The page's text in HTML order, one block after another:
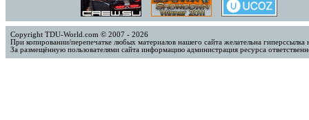
Copyright TDU-World.com © 2007 - 2026
При копировании/перепечатке любых материалов нашего сайта желательна
За размещённую пользователями сайта информацию администрация ресурса